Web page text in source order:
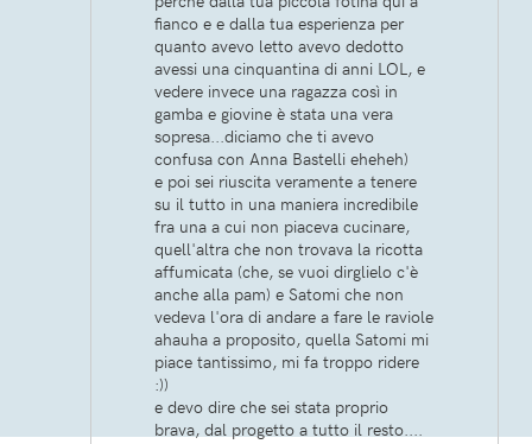
fianco e e dalla tua esperienza per
quanto avevo letto avevo dedotto
avessi una cinquantina di anni LOL, e
vedere invece una ragazza così in
gamba e giovine è stata una vera
sopresa...diciamo che ti avevo
confusa con Anna Bastelli eheheh)
e poi sei riuscita veramente a tenere
su il tutto in una maniera incredibile
fra una a cui non piaceva cucinare,
quell'altra che non trovava la ricotta
affumicata (che, se vuoi dirglielo c'è
anche alla pam) e Satomi che non
vedeva l'ora di andare a fare le raviole
ahauha a proposito, quella Satomi mi
piace tantissimo, mi fa troppo ridere
:))
e devo dire che sei stata proprio
brava, dal progetto a tutto il resto....